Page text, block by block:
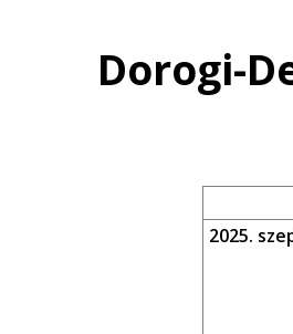
Dorogi-
2025.